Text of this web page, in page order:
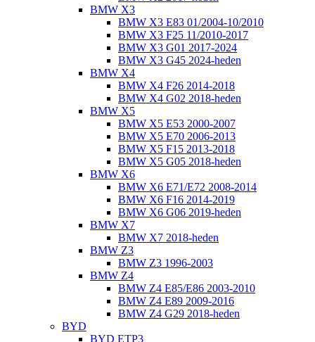
BMW X3
BMW X3 E83 01/2004-10/2010
BMW X3 F25 11/2010-2017
BMW X3 G01 2017-2024
BMW X3 G45 2024-heden
BMW X4
BMW X4 F26 2014-2018
BMW X4 G02 2018-heden
BMW X5
BMW X5 E53 2000-2007
BMW X5 E70 2006-2013
BMW X5 F15 2013-2018
BMW X5 G05 2018-heden
BMW X6
BMW X6 E71/E72 2008-2014
BMW X6 F16 2014-2019
BMW X6 G06 2019-heden
BMW X7
BMW X7 2018-heden
BMW Z3
BMW Z3 1996-2003
BMW Z4
BMW Z4 E85/E86 2003-2010
BMW Z4 E89 2009-2016
BMW Z4 G29 2018-heden
BYD
BYD ETP3